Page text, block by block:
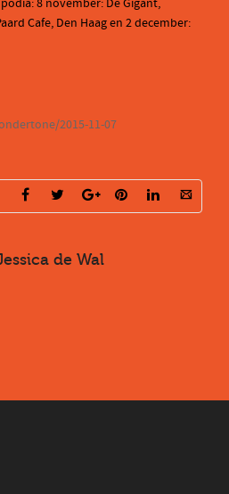
8 november: De Gigant,
Cafe, Den Haag en 2 december:
2015-11-07
de Wal